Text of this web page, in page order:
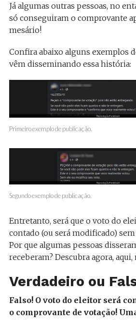
Já algumas outras pessoas, no
só conseguiram o comprovante
mesário!
Confira abaixo alguns exemplos
vêm disseminando essa história:
Primeiro exemplo de publicação.
Segundo exemplo de publicação.
Entretanto, será que o voto do
contado (ou será modificado)
Por que algumas pessoas
receberam? Descubra agora, aqui,
Verdadeiro ou
Falso! O voto do eleitor será
o comprovante de votação!